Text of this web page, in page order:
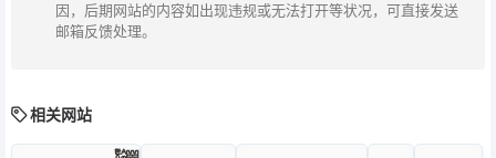
因，后期网站的内容如出现违规或无法打开等状况，可直接发送
邮箱反馈处理。
相关网站